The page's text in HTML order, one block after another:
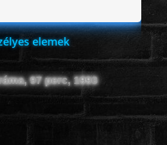
elemek
97 perc, 1993